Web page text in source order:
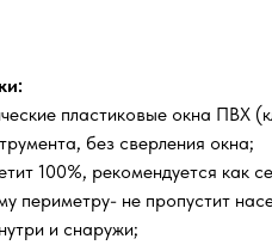
пластиковые окна ПВХ
без сверления окна;
100%, рекомендуется как
периметру- не пропустит
и снаружи;